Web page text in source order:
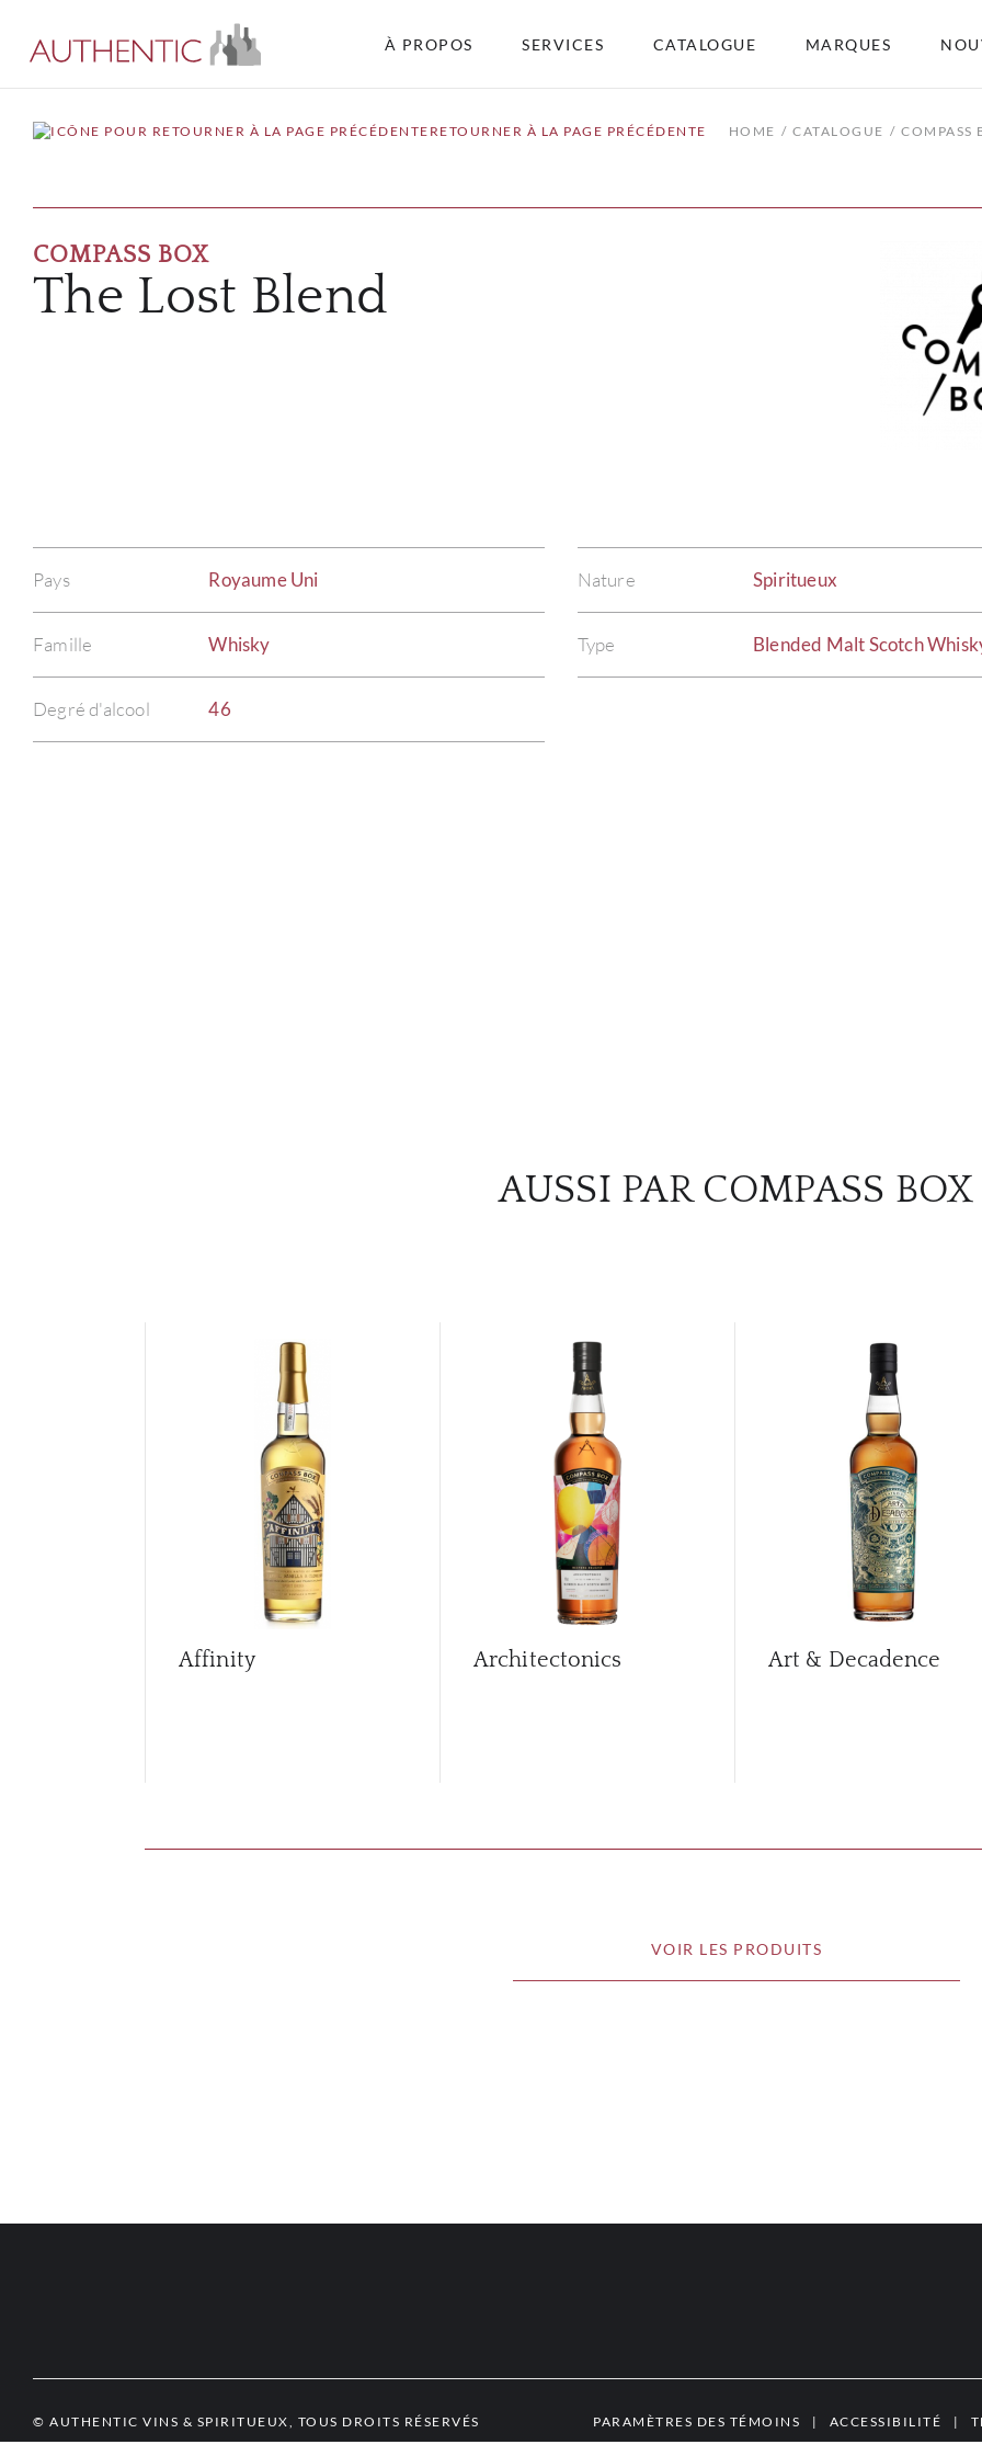
À PROPOS SERVICES CATALOGUE MARQUES
RETOURNER À LA PAGE PRÉCÉDENTE HOME CATALOGUE COMPASS
COMPASS BOX
The Lost Blend
Pays Royaume Uni Nature Spiritueux
Famille Whisky Type Blended Malt Scotch
Degré d'alcool 46
AUSSI PAR COMPASS BOX
Affinity Architectonics Art & Decadence
VOIR LES PRODUITS
© AUTHENTIC VINS & SPIRITUEUX, TOUS DROITS RÉSERVÉS PARAMÈTRES DES TÉMOINS | ACCESSIBILITÉ |